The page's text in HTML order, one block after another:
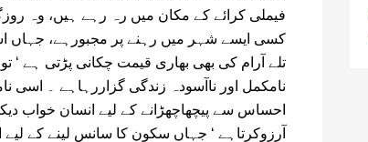
فیملی کرائے کے مکان میں رہ رہے ہیں، وہ
کسی ایسے شہر میں رہنے پر مجبورہے، جہاں
تلے آرام کی بھی بھاری قیمت چکانی پڑتی ہے ‘
نامکمل اور ناآسودہ زندگی گزاررہاہے ۔ اسی
احساس سے پیچھاچھڑانے کے لیے انسان خواب
آرزوکرتاہے ‘ جہاں سکون کا سانس لینے کے